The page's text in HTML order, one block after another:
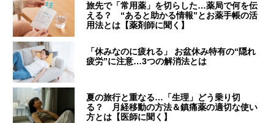
旅先で「常用薬」を切らした…薬局で何を伝
える？ “あると助かる情報”とお薬手帳の活
用法とは【薬剤師に聞く】
「休みなのに疲れる」 お盆休み特有の“隠れ
疲労”に注意…3つの解消法とは
夏の旅行と重なる…「生理」どう乗り切
る？ 月経移動の方法＆鎮痛薬の適切な使い
方とは【医師に聞く】